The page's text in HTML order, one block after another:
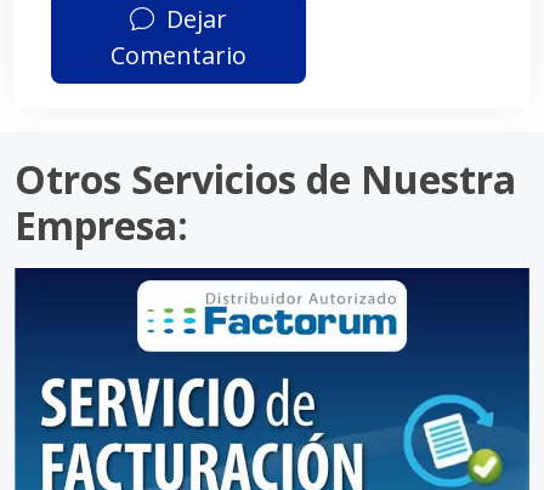
Dejar
Comentario
Otros Servicios de Nuestra
Empresa: